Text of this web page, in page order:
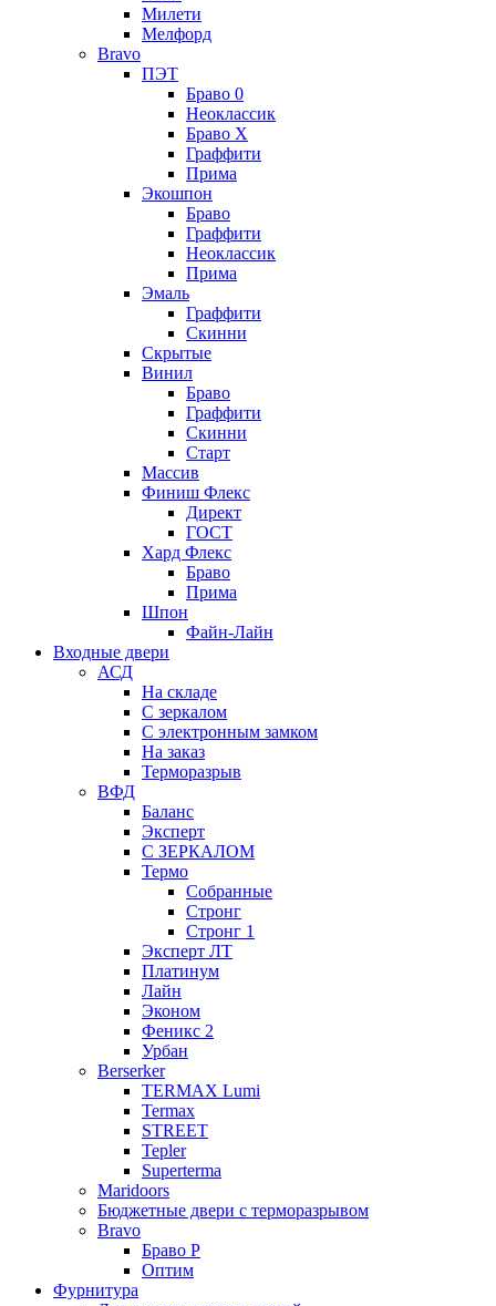
Милети
Мелфорд
Bravo
ПЭТ
Браво 0
Неоклассик
Браво Х
Граффити
Прима
Экошпон
Браво
Граффити
Неоклассик
Прима
Эмаль
Граффити
Скинни
Скрытые
Винил
Браво
Граффити
Скинни
Старт
Массив
Финиш Флекс
Директ
ГОСТ
Хард Флекс
Браво
Прима
Шпон
Файн-Лайн
Входные двери
АСД
На складе
С зеркалом
С электронным замком
На заказ
Терморазрыв
ВФД
Баланс
Эксперт
С ЗЕРКАЛОМ
Термо
Собранные
Стронг
Стронг 1
Эксперт ЛТ
Платинум
Лайн
Эконом
Феникс 2
Урбан
Berserker
TERMAX Lumi
Termax
STREET
Tepler
Superterma
Maridoors
Бюджетные двери с терморазрывом
Bravo
Браво Р
Оптим
Фурнитура